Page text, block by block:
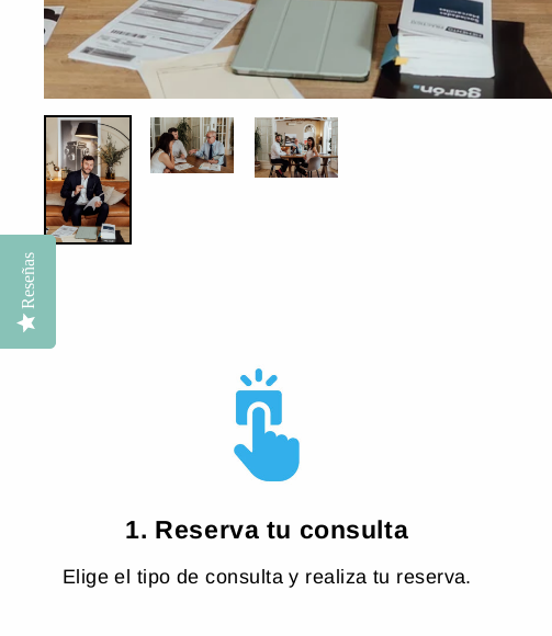
1. Reserva tu consulta
Elige el tipo de consulta y realiza tu reserva.
Reseñas
Reseñas